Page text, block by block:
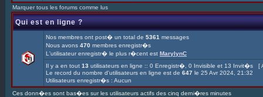
Marquer tous les forums comme lus
Qui est en ligne ?
Nos membres ont post� un total de 5361 messages
Nous avons 470 membres enregistr�s
L'utilisateur enregistr� le plus r�cent est MarylynC
Il y a en tout 13 utilisateurs en ligne :: 0 Enregistr�, 0 Invisible et 13 Invit�s [
Le record du nombre d'utilisateurs en ligne est de 647 le 25 Avr 2024, 21:32
Utilisateurs enregistr�s : Aucun
Ces donn�es sont bas�es sur les utilisateurs actifs des cinq derni�res minutes